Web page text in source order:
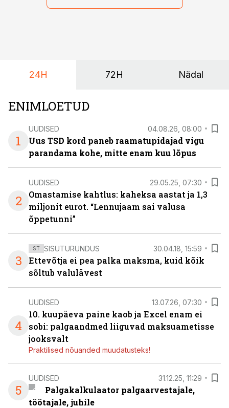
riskikohad.
24H 72H Nädal
ENIMLOETUD
1
UUDISED 04.08.26, 08:00
Uus TSD kord paneb raamatupidajad vigu
parandama kohe, mitte enam kuu lõpus
2
UUDISED 29.05.25, 07:30
Omastamise kahtlus: kaheksa aastat ja 1,3
miljonit eurot. “Lennujaam sai valusa
õppetunni”
3
ST SISUTURUNDUS 30.04.18, 15:59
Ettevõtja ei pea palka maksma, kuid kõik
sõltub valulävest
4
UUDISED 13.07.26, 07:30
10. kuupäeva paine kaob ja Excel enam ei
sobi: palgaandmed liiguvad maksuametisse
jooksvalt
Praktilised nõuanded muudatusteks!
5
UUDISED 31.12.25, 11:29
Palgakalkulaator palgaarvestajale,
töötajale, juhile